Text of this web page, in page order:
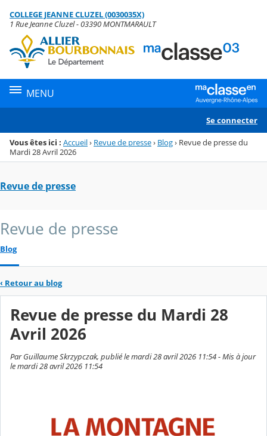
Menu de la rubrique
Contenu
COLLEGE JEANNE CLUZEL (0030035X)
1 Rue Jeanne Cluzel - 03390 MONTMARAULT
MENU
Se connecter
Vous êtes ici : Accueil› Revue de presse› Blog› Revue de presse du
Mardi 28 Avril 2026
Revue de presse
Revue de presse
Blog
‹ Retour au blog
Revue de presse du Mardi 28
Avril 2026
Par Guillaume Skrzypczak, publié le mardi 28 avril 2026 11:54 - Mis à jour
le mardi 28 avril 2026 11:54